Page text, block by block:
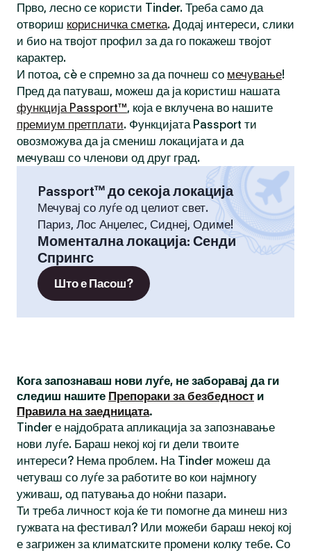
Прво, лесно се користи Tinder. Треба само да
отвориш корисничка сметка. Додај интереси, слики
и био на твојот профил за да го покажеш твојот
карактер.
И потоа, сè е спремно за да почнеш со мечување!
Пред да патуваш, можеш да ја користиш нашата
функција Passport™, која е вклучена во нашите
премиум претплати. Функцијата Passport ти
овозможува да ја смениш локацијата и да
мечуваш со членови од друг град.
Passport™ до секоја локација
Мечувај со луѓе од целиот свет.
Париз, Лос Анџелес, Сиднеј, Одиме!
Моментална локација: Сенди
Спрингс
Што е Пасош?
Кога запознаваш нови луѓе, не заборавај да ги
следиш нашите Препораки за безбедност и
Правила на заедницата.
Tinder е најдобрата апликација за запознавање
нови луѓе. Бараш некој кој ги дели твоите
интереси? Нема проблем. На Tinder можеш да
четуваш со луѓе за работите во кои најмногу
уживаш, од патувања до ноќни пазари.
Ти треба личност која ќе ти помогне да минеш низ
гужвата на фестивал? Или можеби бараш некој кој
е загрижен за климатските промени колку тебе. Со